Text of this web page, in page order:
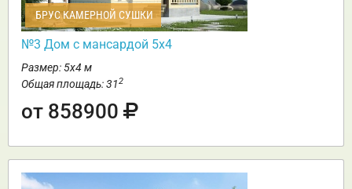
БРУС КАМЕРНОЙ СУШКИ
№3 Дом с мансардой 5х4
Размер: 5х4 м
Общая площадь: 312
от 858900